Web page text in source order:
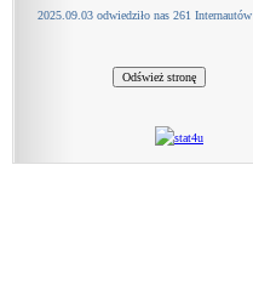
2025.09.03 odwiedziło nas 261 Internautów